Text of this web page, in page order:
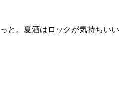
と。夏酒はロックが気持ちい